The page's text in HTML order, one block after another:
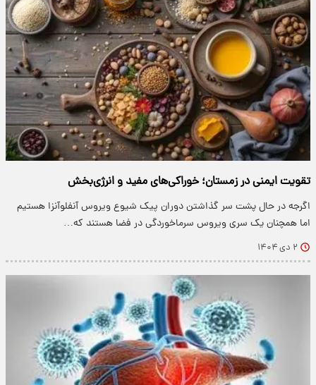
تقویت ایمنی در زمستان؛ خوراکی‌های مفید و انرژی‌بخش
اگرجه در حال پشت سر گذاشتن دوران پیک شیوع ویروس آنفلوآنزا هستیم
اما همچنان یک سری ویروس سرماخوردگی در فضا هستند که…
۲ دی ۱۴۰۴